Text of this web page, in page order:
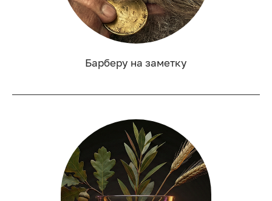
Барберу на заметку